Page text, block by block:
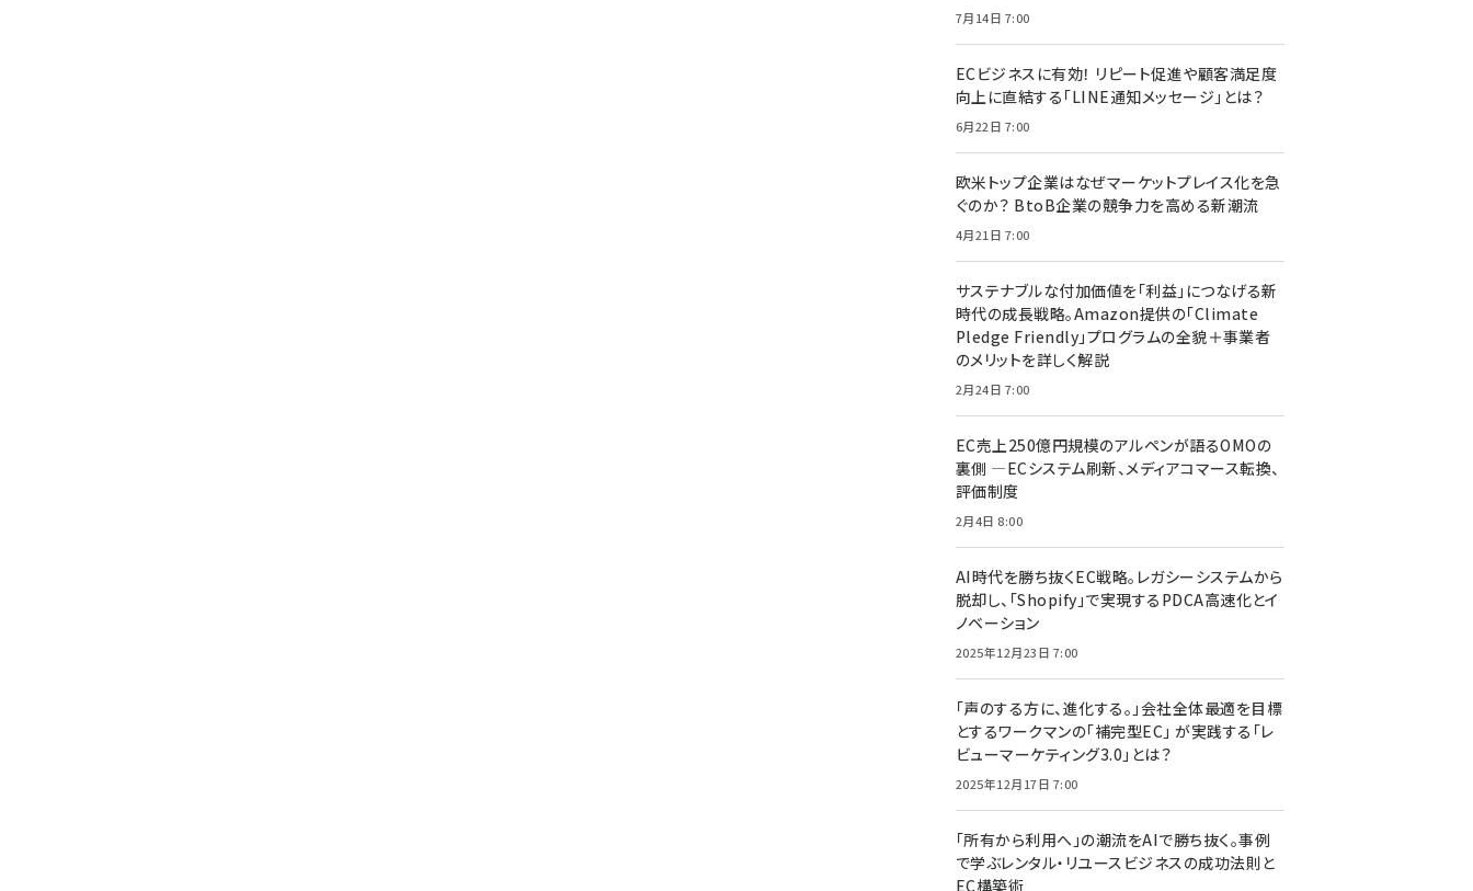
7月14日 7:00
ECビジネスに有効！ リピート促進や顧客満足度
向上に直結する「LINE通知メッセージ」とは？
6月22日 7:00
欧米トップ企業はなぜマーケットプレイス化を急
ぐのか？ BtoB企業の競争力を高める新潮流
4月21日 7:00
サステナブルな付加価値を「利益」につなげる新
時代の成長戦略。Amazon提供の「Climate
Pledge Friendly」プログラムの全貌＋事業者
のメリットを詳しく解説
2月24日 7:00
EC売上250億円規模のアルペンが語るOMOの
裏側 ―ECシステム刷新、メディアコマース転換、
評価制度
2月4日 8:00
AI時代を勝ち抜くEC戦略。レガシーシステムから
脱却し、「Shopify」で実現するPDCA高速化とイ
ノベーション
2025年12月23日 7:00
「声のする方に、進化する。」会社全体最適を目標
とするワークマンの「補完型EC」 が実践する「レ
ビューマーケティング3.0」とは？
2025年12月17日 7:00
「所有から利用へ」の潮流をAIで勝ち抜く。事例
で学ぶレンタル・リユースビジネスの成功法則と
EC構築術